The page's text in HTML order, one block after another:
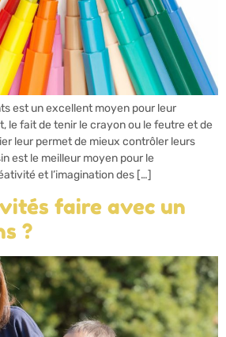
est un excellent moyen pour leur
le fait de tenir le crayon ou le feutre et de
leur permet de mieux contrôler leurs
est le meilleur moyen pour le
et l’imagination des […]
faire avec un
?